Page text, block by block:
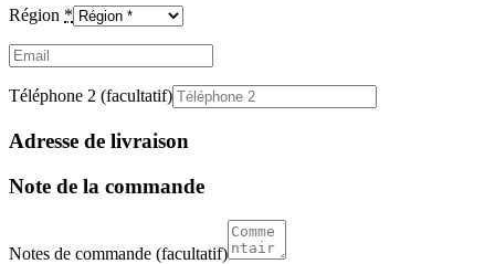
Région *
Email
Téléphone 2 (facultatif)
Adresse de livraison
Note de la commande
Notes de commande (facultatif)